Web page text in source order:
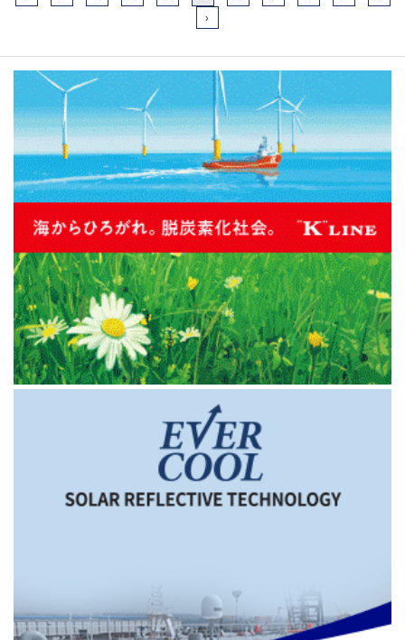
›